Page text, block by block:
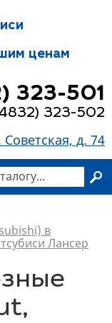
ценам
323-501
323-502
Советская, д. 74
в
Лансер